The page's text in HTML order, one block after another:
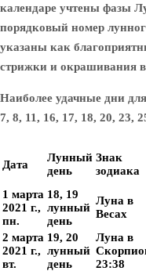
календаре учтены фазы
порядковый номер
указаны как
стрижки и окрашивания
Наиболее удачные дни
7, 8, 11, 16, 17, 18, 20, 23,
Дата
Лунный
день
Знак
зодиака
1 марта
2021 г.,
пн.
18, 19
лунный
день
Луна в
Весах
2 марта
2021 г.,
вт.
19, 20
лунный
день
Луна в
23:38